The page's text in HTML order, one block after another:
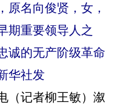
原名向俊贤，女，
期重要领导人之
诚的无产阶级革命
华社发
记者柳王敏）溆